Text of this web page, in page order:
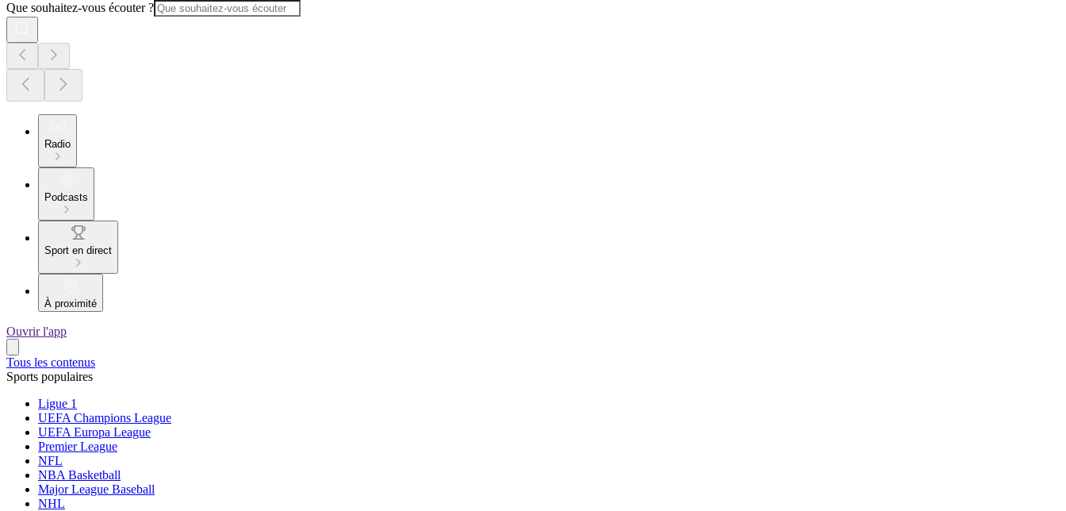
Que souhaitez-vous écouter ?
Radio
Podcasts
Sport en direct
À proximité
Ouvrir l'app
Tous les contenus
Sports populaires
Ligue 1
UEFA Champions League
UEFA Europa League
Premier League
NFL
NBA Basketball
Major League Baseball
NHL